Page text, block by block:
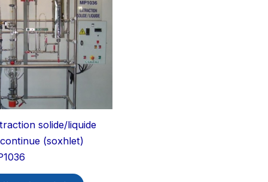
solide/liquide
(soxhlet)